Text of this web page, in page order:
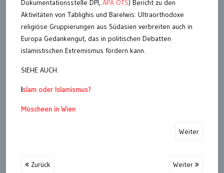
Dokumentationsstelle DPI, APA OTS) Bericht zu den
Aktivitäten von Tablighis und Barelwis: Ultraorthodoxe
religiöse Gruppierungen aus Südasien verbreiten auch in
Europa Gedankengut, das in politischen Debatten
islamistischen Extremismus fördern kann.
SIEHE AUCH:
Islam oder Islamismus?
Moscheen in Wien
Weiter
Zurück Weiter